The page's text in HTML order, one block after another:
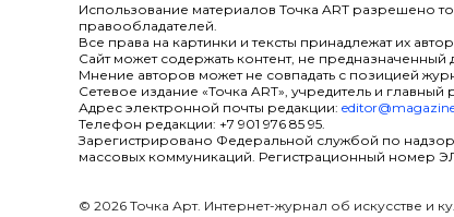
Использование материалов Точка ART разрешено
правообладателей.
Все права на картинки и тексты принадлежат их
Сайт может содержать контент, не предназначенный
Мнение авторов может не совпадать с позицией
Сетевое издание «Точка ART», учредитель и
Адрес электронной почты редакции:
Телефон редакции: +7 901 976 85 95.
Зарегистрировано Федеральной службой по
массовых коммуникаций. Регистрационный номер
© 2026 Точка Арт. Интернет-журнал об искусстве и